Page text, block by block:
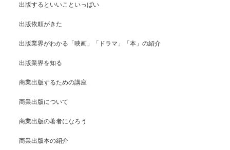
出版するといいこといっぱい
出版依頼がきた
出版業界がわかる「映画」「ドラマ」「本」の紹介
出版業界を知る
商業出版するための講座
商業出版について
商業出版の著者になろう
商業出版本の紹介